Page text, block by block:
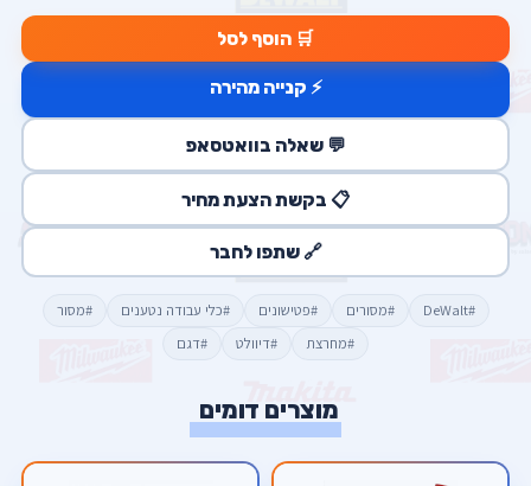
🛒 הוסף לסל
⚡ קנייה מהירה
💬 שאלה בוואטסאפ
📋 בקשת הצעת מחיר
🔗 שתפו לחבר
#DeWalt #מסורים #פטישונים #כלי עבודה נטענים
#מסור
#‏מחרצת
#דיוולט #דגם
מוצרים דומים